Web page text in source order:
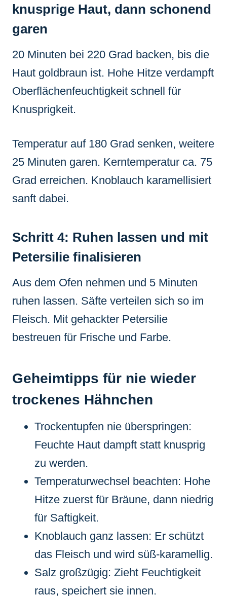
knusprige Haut, dann schonend
garen
20 Minuten bei 220 Grad backen, bis die
Haut goldbraun ist. Hohe Hitze verdampft
Oberflächenfeuchtigkeit schnell für
Knusprigkeit.
Temperatur auf 180 Grad senken, weitere
25 Minuten garen. Kerntemperatur ca. 75
Grad erreichen. Knoblauch karamellisiert
sanft dabei.
Schritt 4: Ruhen lassen und mit
Petersilie finalisieren
Aus dem Ofen nehmen und 5 Minuten
ruhen lassen. Säfte verteilen sich so im
Fleisch. Mit gehackter Petersilie
bestreuen für Frische und Farbe.
Geheimtipps für nie wieder
trockenes Hähnchen
Trockentupfen nie überspringen:
Feuchte Haut dampft statt knusprig
zu werden.
Temperaturwechsel beachten: Hohe
Hitze zuerst für Bräune, dann niedrig
für Saftigkeit.
Knoblauch ganz lassen: Er schützt
das Fleisch und wird süß-karamellig.
Salz großzügig: Zieht Feuchtigkeit
raus, speichert sie innen.